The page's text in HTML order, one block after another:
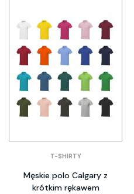
T-SHIRTY
Męskie polo Calgary z
krótkim rękawem